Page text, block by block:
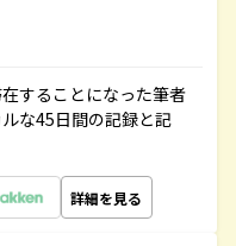
することになった筆者
な45日間の記録と記
詳細を見る